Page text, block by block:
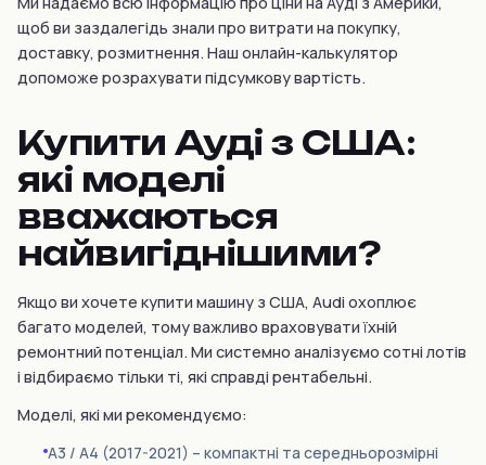
щоб ви заздалегідь знали про витрати на покупку,
доставку, розмитнення. Наш онлайн-калькулятор
допоможе розрахувати підсумкову вартість.
Купити Ауді з США:
які моделі
вважаються
найвигіднішими?
Якщо ви хочете купити машину з США, Audi охоплює
багато моделей, тому важливо враховувати їхній
ремонтний потенціал. Ми системно аналізуємо сотні лотів
і відбираємо тільки ті, які справді рентабельні.
Моделі, які ми рекомендуємо:
A3 / A4 (2017-2021) – компактні та середньорозмірні